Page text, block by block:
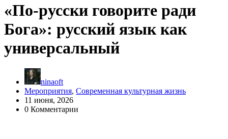
«По-русски говорите ради
Бога»: русский язык как
универсальный
ninaoft
Мероприятия, Современная культурная жизнь
11 июня, 2026
0 Комментарии